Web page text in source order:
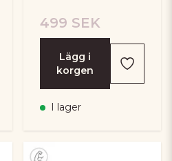
499 SEK
Lägg i
korgen
I lager